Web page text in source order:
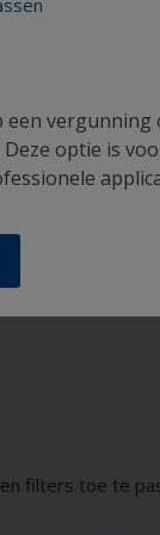
en de
en een
filters toe te
vergunning
optie is